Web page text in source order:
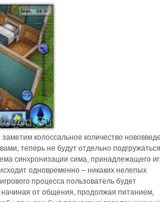
колоссальное количество
теперь не будут отдельно подгружаться
синхронизации сима, принадлежащего
одновременно – никаких нелепых
процесса пользователь будет
начиная от общения, продолжая питанием,